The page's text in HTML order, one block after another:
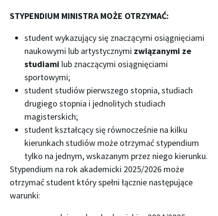
STYPENDIUM MINISTRA MOŻE OTRZYMAĆ:
student wykazujący się znaczącymi osiągnięciami
naukowymi lub artystycznymi związanymi ze
studiami lub znaczącymi osiągnięciami
sportowymi;
student studiów pierwszego stopnia, studiach
drugiego stopnia i jednolitych studiach
magisterskich;
student kształcący się równocześnie na kilku
kierunkach studiów może otrzymać stypendium
tylko na jednym, wskazanym przez niego kierunku.
Stypendium na rok akademicki 2025/2026 może
otrzymać student który spełni łącznie następujące
warunki: